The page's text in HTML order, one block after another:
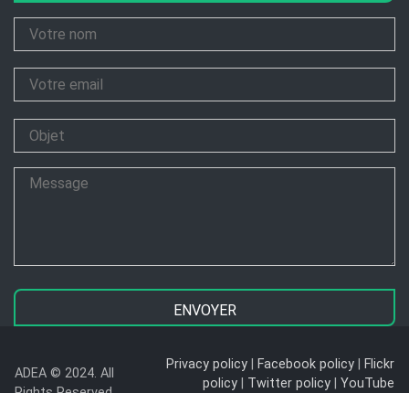
Your
Name
Your
Email
Subject
Message
ADEA © 2024. All
Privacy policy Facebook policy
Flickr
policy
Twitter policy YouTube